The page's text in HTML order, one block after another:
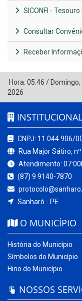
SICONFI - Tesouro
Consultar
Receber
Hora: 05:46 / Domingo,
2026
INSTITUCIONAL
CNPJ: 11.044.906/
Rua Major Sátiro,
Atendimento:
(87) 9 9140-7870
Sanharó - PE
O MUNICÍPIO
História do Município
Símbolos do Município
Hino do Município
NOSSOS